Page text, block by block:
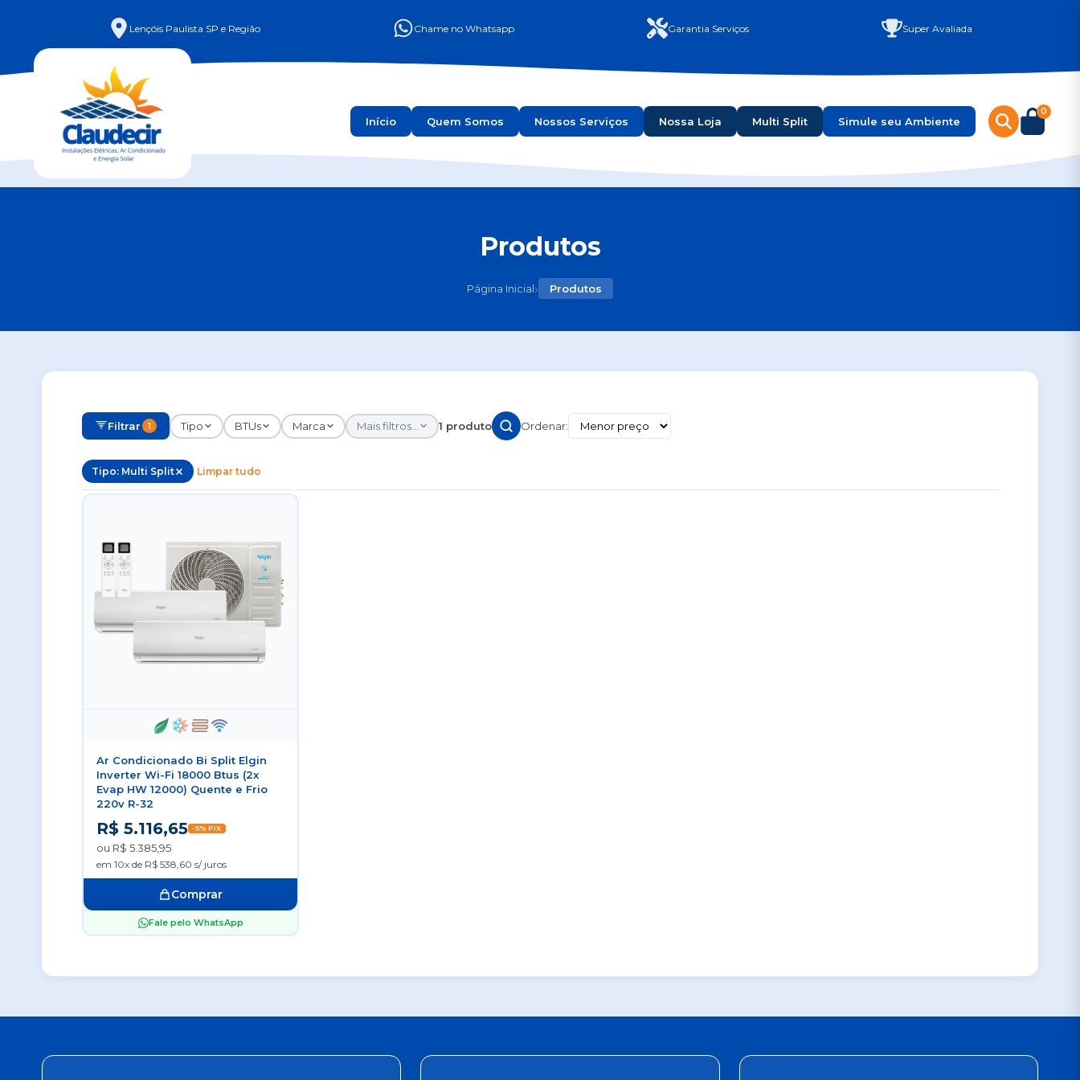
Lençóis Paulista SP e Região Chame no Whatsapp Garantia Serviços Super Avaliada
Início Quem Somos Nossos Serviços Nossa Loja Multi Split Simule seu Ambiente
0
Produtos
Página Inicial› Produtos
Filtrar 1 Tipo BTUs Marca Mais filtros... 1 produto Ordenar:
Tipo: Multi Split Limpar tudo
Ar Condicionado Bi Split Elgin
Inverter Wi-Fi 18000 Btus (2x
Evap HW 12000) Quente e Frio
220v R-32
R$ 5.116,65 -5% PIX
ou R$ 5.385,95
em 10x de R$ 538,60 s/ juros
Comprar
Fale pelo WhatsApp